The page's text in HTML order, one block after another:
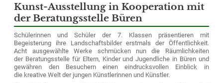
Kunst-Ausstellung in Kooperation mit
der Beratungsstelle Büren
Schülerinnen und Schüler der 7. Klassen präsentieren mit
Begeisterung ihre Landschaftsbilder erstmals der Öffentlichkeit.
Acht ausgewählte Werke schmücken nun die Räumlichkeiten
der Beratungsstelle für Eltern, Kinder und Jugendliche in Büren und
gewähren den Besuchern einen eindrucksvollen Einblick in
die kreative Welt der jungen Künstlerinnen und Künstler.